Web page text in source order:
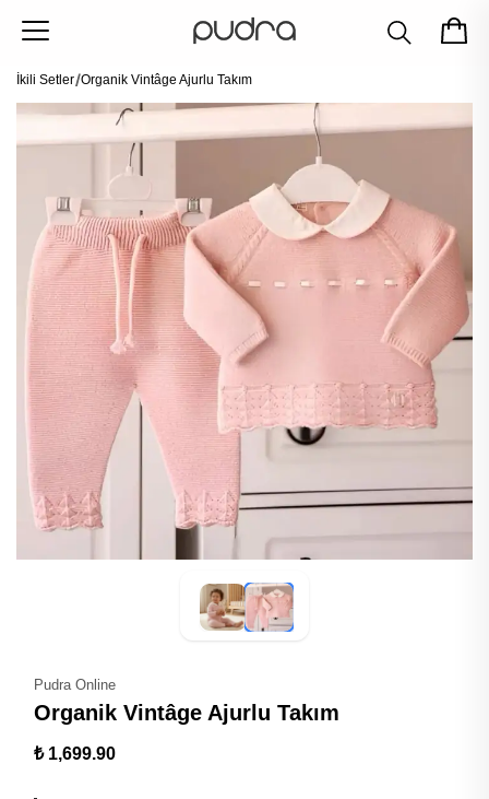
İkili Setler Organik Vintâge Ajurlu Takım
Pudra Online
Organik Vintâge Ajurlu Takım
₺ 1,699.90